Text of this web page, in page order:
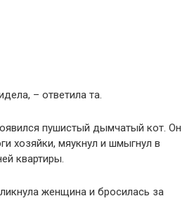
– ответила та.
пушистый дымчатый кот. Он
хозяйки, мяукнул и шмыгнул в
квартиры.
женщина и бросилась за